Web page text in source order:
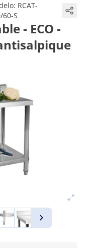
RCAT-
60-S
- ECO -